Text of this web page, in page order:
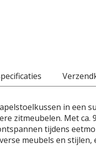
in een
zitmeubelen. Met ca.
tijdens
meubels en